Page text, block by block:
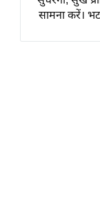
सामना करें।